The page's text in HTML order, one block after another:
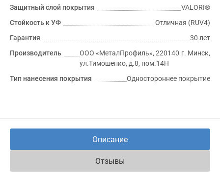
Защитный слой покрытия
VALORI®
Стойкость к УФ
Отличная (RUV4)
Гарантия
30 лет
Производитель
ООО «МеталПрофиль», 220140 г. Минск,
ул.Тимошенко, д.8, пом.14Н
Тип нанесения покрытия
Одностороннее покрытие
Описание
Отзывы